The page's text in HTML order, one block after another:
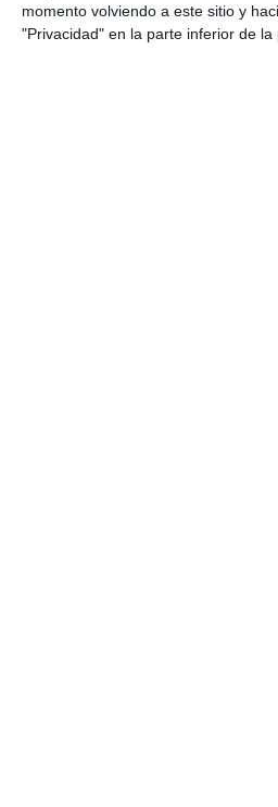
momento volviendo a este sitio y
"Privacidad" en la parte inferior de la
DESCARGA